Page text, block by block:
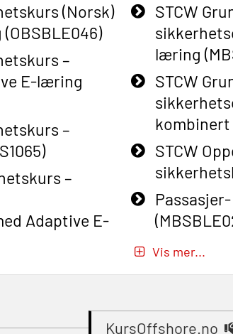
(Norsk)
–
E-læring
–
–
Adaptive E-
STCW
læring
STCW
kombinert
STCW
Vis mer...
KursOffshore.no